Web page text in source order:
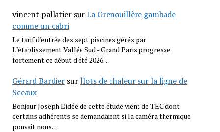
vincent pallatiersurLa Grenouillère gambade
comme un cabri
Le tarif d'entrée des sept piscines gérés par
L''établissement Vallée Sud - Grand Paris progresse
fortement ce début d'été 2026…
Gérard BardiersurÎlots de chaleur sur la ligne de
Sceaux
Bonjour Joseph L’idée de cette étude vient de TEC dont
certains adhérents se demandaient si la caméra thermique
pouvait nous…